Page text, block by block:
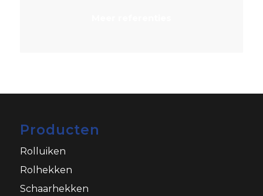
Producten
Rolluiken
Rolhekken
Schaarhekken